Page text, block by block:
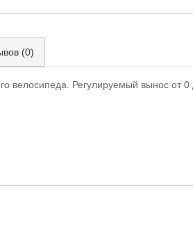
(0)
велосипеда. Регулируемый вынос от